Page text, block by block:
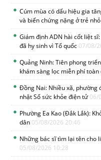
Cúm mùa có dấu hiệu gia
và biến chứng nặng ở trẻ nhỏ
Giám định ADN hài cốt liệt
đã hy sinh vì Tổ quốc 07/08/
Quảng Ninh: Tiên phong
khám sàng lọc miễn phí
Đồng Nai: Nhiều xã, phường
nhật Sổ sức khỏe điện tử06/
Phường Ea Kao (Đắk Lắk):
dân 05/08/2026 20:46
Những bác sĩ tìm lại tên cho
05/08/2026 10:28